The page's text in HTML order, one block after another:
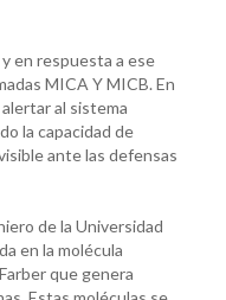
en respuesta a ese
MICA Y MICB. En
al sistema
la capacidad de
ante las defensas
de la Universidad
en la molécula
que genera